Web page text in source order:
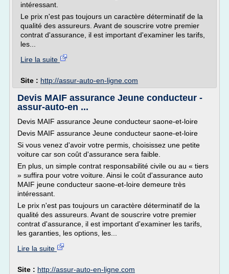
intéressant.
Le prix n'est pas toujours un caractère déterminatif de la
qualité des assureurs. Avant de souscrire votre premier
contrat d'assurance, il est important d'examiner les tarifs,
les...
Lire la suite
Site : http://assur-auto-en-ligne.com
Devis MAIF assurance Jeune conducteur -
assur-auto-en ...
Devis MAIF assurance Jeune conducteur saone-et-loire
Devis MAIF assurance Jeune conducteur saone-et-loire
Si vous venez d'avoir votre permis, choisissez une petite
voiture car son coût d'assurance sera faible.
En plus, un simple contrat responsabilité civile ou au « tiers
» suffira pour votre voiture. Ainsi le coût d'assurance auto
MAIF jeune conducteur saone-et-loire demeure très
intéressant.
Le prix n'est pas toujours un caractère déterminatif de la
qualité des assureurs. Avant de souscrire votre premier
contrat d'assurance, il est important d'examiner les tarifs,
les garanties, les options, les...
Lire la suite
Site : http://assur-auto-en-ligne.com